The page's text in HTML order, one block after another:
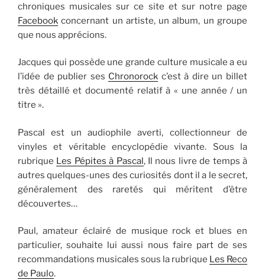
chroniques musicales sur ce site et sur notre page
Facebook concernant un artiste, un album, un groupe
que nous apprécions.
Jacques qui possède une grande culture musicale a eu
l’idée de publier ses Chronorock c’est à dire un billet
très détaillé et documenté relatif à « une année / un
titre ».
Pascal est un audiophile averti, collectionneur de
vinyles et véritable encyclopédie vivante. Sous la
rubrique Les Pépites à Pascal, Il nous livre de temps à
autres quelques-unes des curiosités dont il a le secret,
généralement des raretés qui méritent d’être
découvertes…
Paul, amateur éclairé de musique rock et blues en
particulier, souhaite lui aussi nous faire part de ses
recommandations musicales sous la rubrique Les Reco
de Paulo.